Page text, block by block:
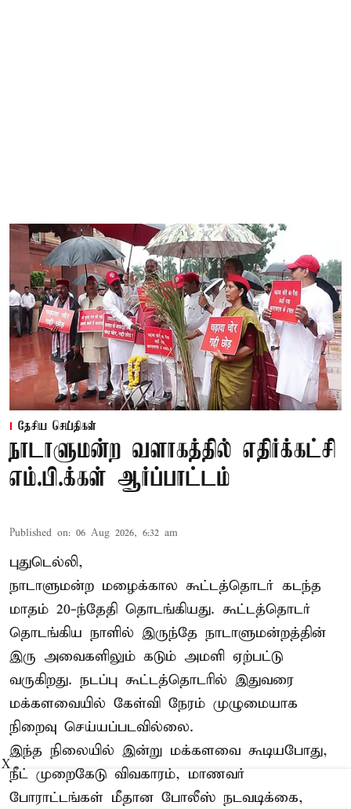
தேசிய செய்திகள்
நாடாளுமன்ற வளாகத்தில் எதிர்க்கட்சி
எம்.பி.க்கள் ஆர்ப்பாட்டம்
Published on: 06 Aug 2026, 6:32 am
புதுடெல்லி,
நாடாளுமன்ற மழைக்கால கூட்டத்தொடர் கடந்த
மாதம் 20-ந்தேதி தொடங்கியது. கூட்டத்தொடர்
தொடங்கிய நாளில் இருந்தே நாடாளுமன்றத்தின்
இரு அவைகளிலும் கடும் அமளி ஏற்பட்டு
வருகிறது. நடப்பு கூட்டத்தொடரில் இதுவரை
மக்களவையில் கேள்வி நேரம் முழுமையாக
நிறைவு செய்யப்படவில்லை.
இந்த நிலையில் இன்று மக்களவை கூடியபோது,
நீட் முறைகேடு விவகாரம், மாணவர்
போராட்டங்கள் மீதான போலீஸ் நடவடிக்கை,
X